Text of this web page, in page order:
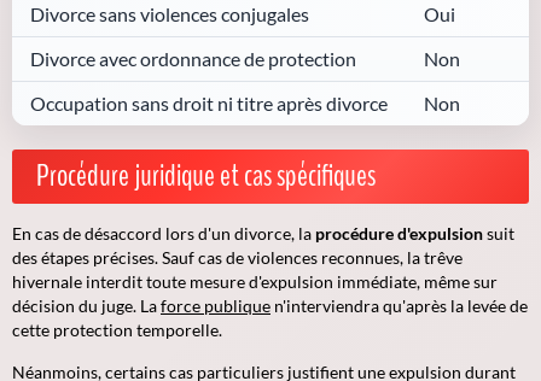
Divorce sans violences conjugales
Oui
Divorce avec ordonnance de protection
Non
Occupation sans droit ni titre après divorce
Non
Procédure juridique et cas spécifiques
En cas de désaccord lors d'un divorce, la procédure d'expulsionsuit
des étapes précises. Sauf cas de violences reconnues, la trêve
hivernale interdit toute mesure d'expulsion immédiate, même sur
décision du juge. Laforce publique n'interviendra qu'après la levée de
cette protection temporelle.
Néanmoins,certains cas particuliers justifient une expulsion durant